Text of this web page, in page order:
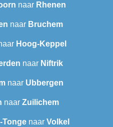
naar Rhenen
naar Bruchem
Hoog-Keppel
naar Niftrik
naar Ubbergen
naar Zuilichem
Tongenaar Volkel